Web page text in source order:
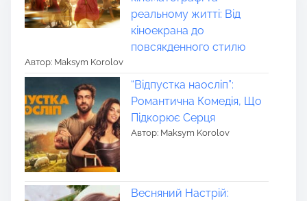
реальному житті: Від
кіноекрана до
повсякденного стилю
Автор: Maksym Korolov
“Відпустка наосліп”:
Романтична Комедія, Що
Підкорює Серця
Автор: Maksym Korolov
Весняний Настрій: